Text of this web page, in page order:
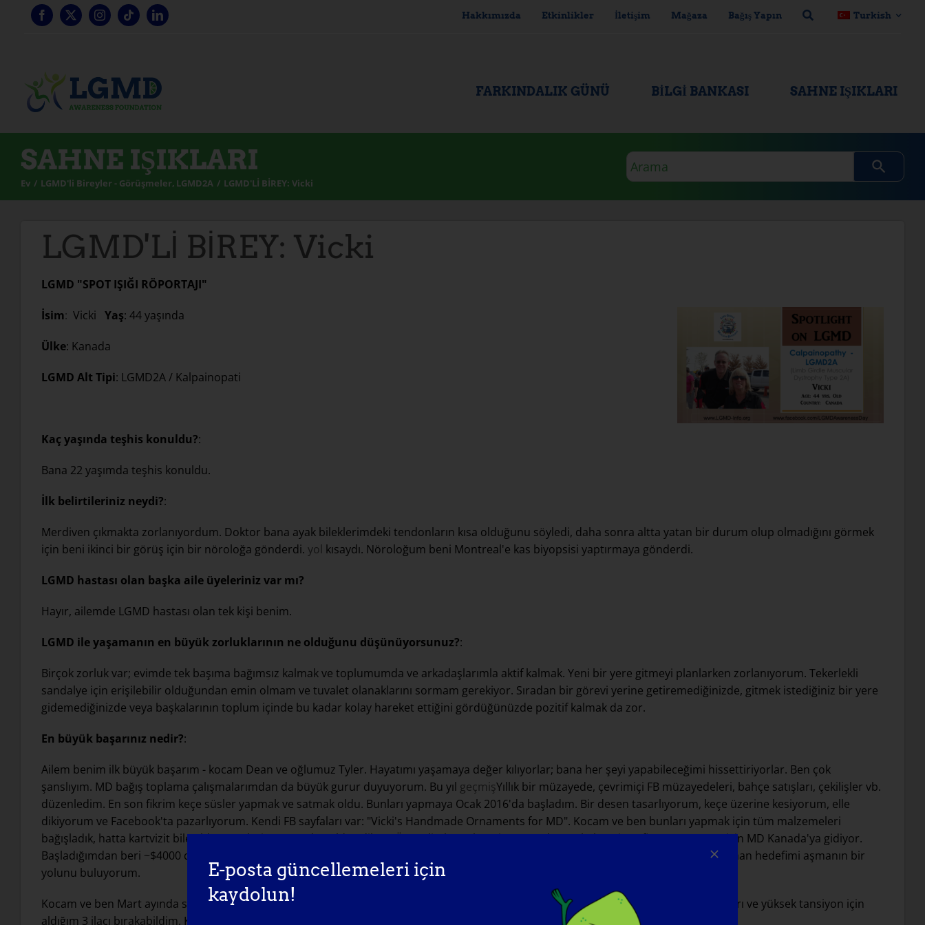
İçeriğe
Hakkımızda Etkinlikler İletişim Mağaza Bağış Yapın Turkish
FARKINDALIK GÜNÜ BILGI BANKASI SAHNE IŞIKLARI
SAHNE IŞIKLARI
Ev LGMD'li Bireyler - Görüşmeler LGMD2A LGMD'Lİ BİREY: Vicki
Arama
sorgusu
LGMD'Lİ BİREY: Vicki
LGMD "SPOT IŞIĞI RÖPORTAJI"
İsim: Vicki Yaş: 44 yaşında
Ülke: Kanada
LGMD Alt Tipi: LGMD2A / Kalpainopati
Kaç yaşında teşhis konuldu?:
Bana 22 yaşımda teşhis konuldu.
İlk belirtileriniz neydi?:
Merdiven çıkmakta zorlanıyordum. Doktor bana ayak bileklerimdeki tendonların kısa olduğunu söyledi, daha sonra altta yatan bir durum olup olmadığını görmek
için beni ikinci bir görüş için bir nöroloğa gönderdi. yol kısaydı. Nöroloğum beni Montreal'e kas biyopsisi yaptırmaya gönderdi.
LGMD hastası olan başka aile üyeleriniz var mı?
Hayır, ailemde LGMD hastası olan tek kişi benim.
LGMD ile yaşamanın en büyük zorluklarının ne olduğunu düşünüyorsunuz?:
Birçok zorluk var; evimde tek başıma bağımsız kalmak ve toplumumda ve arkadaşlarımla aktif kalmak. Yeni bir yere gitmeyi planlarken zorlanıyorum. Tekerlekli
sandalye için erişilebilir olduğundan emin olmam ve tuvalet olanaklarını sormam gerekiyor. Sıradan bir görevi yerine getiremediğinizde, gitmek istediğiniz bir yere
gidemediğinizde veya başkalarının toplum içinde bu kadar kolay hareket ettiğini gördüğünüzde pozitif kalmak da zor.
En büyük başarınız nedir?:
Ailem benim ilk büyük başarım - kocam Dean ve oğlumuz Tyler. Hayatımı yaşamaya değer kılıyorlar; bana her şeyi yapabileceğimi hissettiriyorlar. Ben çok
şanslıyım. MD bağış toplama çalışmalarımdan da büyük gurur duyuyorum. Bu yıl geçmişYıllık bir müzayede, çevrimiçi FB müzayedeleri, bahçe satışları, çekilişler vb.
düzenledim. En son fikrim keçe süsler yapmak ve satmak oldu. Bunları yapmaya Ocak 2016'da başladım. Bir desen tasarlıyorum, keçe üzerine kesiyorum, elle
dikiyorum ve Facebook'ta pazarlıyorum. Kendi FB sayfaları var: "Vicki's Handmade Ornaments for MD". Kocam ve ben bunları yapmak için tüm malzemeleri
bağışladık, hatta kartvizit bile aldım. Süslerin satışından elde edilen TÜM gelir, her yıl Haziran ayında Musküler Distrofi Yürüyüşümüz için MD Kanada'ya gidiyor.
Başladığımdan beri ~$4000 değerinde süs eşyası sattım. MD yürüyüşü için bağış toplama hedefim geçtiğimiz yıllarda $6000 idi. Her zaman hedefimi aşmanın bir
yolunu buluyorum.
Kocam ve ben Mart ayında sağlıklı bir beslenme rejimine başladık. Bu sayede ikimiz de hafifledik ve daha sağlıklı olduk. Enflamasyon, ağrı ve yüksek tansiyon için
aldığım 3 ilacı bırakabildim. Kendimizi harika hissediyoruz ve bunu herkese duyurmayı seviyorum!
E-posta güncellemeleri için
kaydolun!